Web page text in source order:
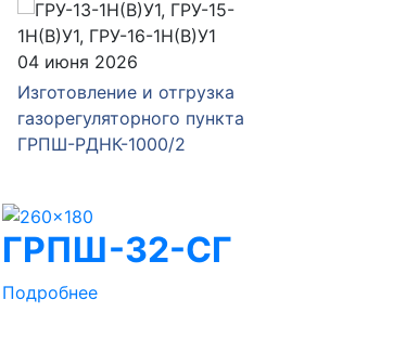
04 июня 2026
Изготовление и отгрузка
газорегуляторного пункта
ГРПШ-РДНК-1000/2
ГРПШ-32-СГ
Подробнее